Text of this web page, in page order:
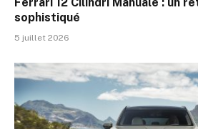
sophistiqué
5 juillet 2026